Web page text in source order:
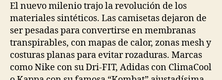
El nuevo milenio trajo la revolución de los
materiales sintéticos. Las camisetas dejaron de
ser pesadas para convertirse en membranas
transpirables, con mapas de calor, zonas mesh y
costuras planas para evitar rozaduras. Marcas
como Nike con su Dri-FIT, Adidas con ClimaCool